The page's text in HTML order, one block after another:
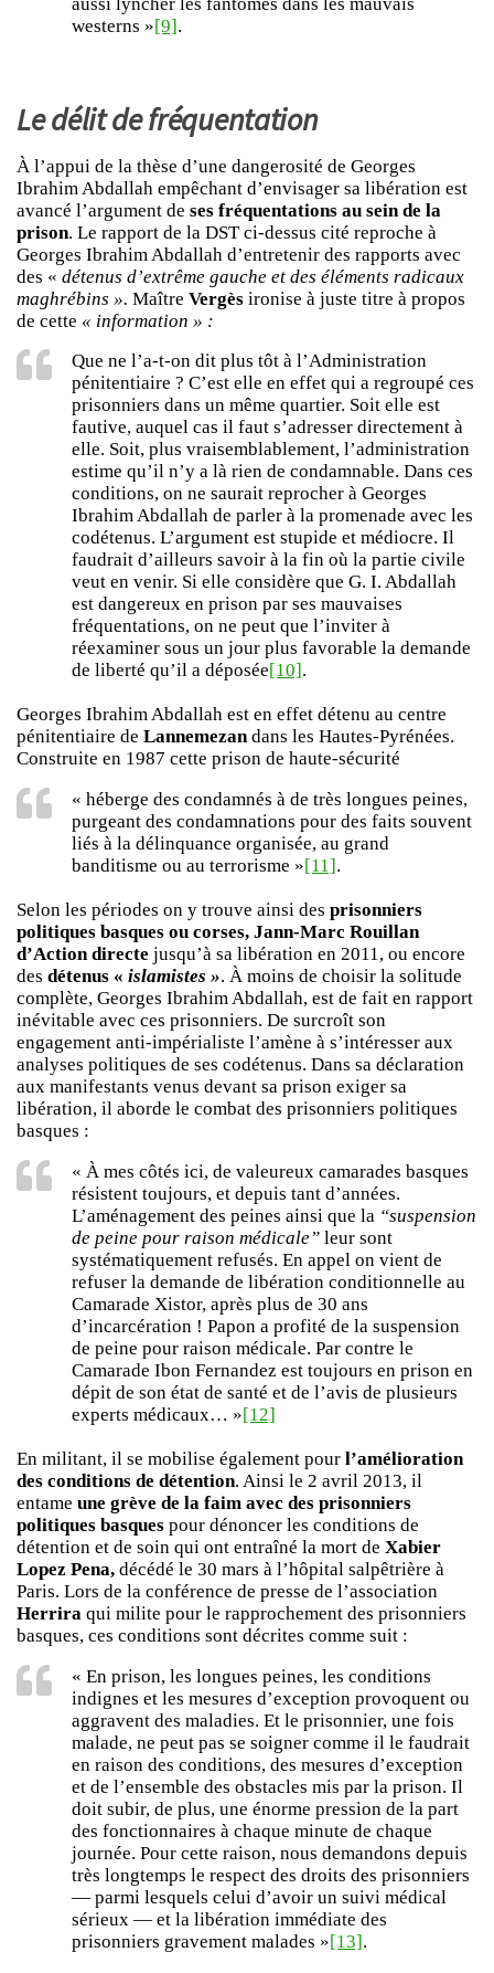
westerns »[9].
Le délit de fréquentation
À l’appui de la thèse d’une dangerosité de Georges
Ibrahim Abdallah empêchant d’envisager sa libération est
avancé l’argument de ses fréquentations au sein de la
prison. Le rapport de la DST ci-dessus cité reproche à
Georges Ibrahim Abdallah d’entretenir des rapports avec
des « détenus d’extrême gauche et des éléments radicaux
maghrébins ». Maître Vergès ironise à juste titre à propos
de cette « information » :
Que ne l’a-t-on dit plus tôt à l’Administration
pénitentiaire ? C’est elle en effet qui a regroupé ces
prisonniers dans un même quartier. Soit elle est
fautive, auquel cas il faut s’adresser directement à
elle. Soit, plus vraisemblablement, l’administration
estime qu’il n’y a là rien de condamnable. Dans ces
conditions, on ne saurait reprocher à Georges
Ibrahim Abdallah de parler à la promenade avec les
codétenus. L’argument est stupide et médiocre. Il
faudrait d’ailleurs savoir à la fin où la partie civile
veut en venir. Si elle considère que G. I. Abdallah
est dangereux en prison par ses mauvaises
fréquentations, on ne peut que l’inviter à
réexaminer sous un jour plus favorable la demande
de liberté qu’il a déposée[10] .
Georges Ibrahim Abdallah est en effet détenu au centre
pénitentiaire de Lannemezandans les Hautes-Pyrénées.
Construite en 1987 cette prison de haute-sécurité
« héberge des condamnés à de très longues peines,
purgeant des condamnations pour des faits souvent
liés à la délinquance organisée, au grand
banditisme ou au terrorisme »[11].
Selon les périodes on y trouve ainsi des prisonniers
politiques basques ou corses, Jann-Marc Rouillan
d’Action directe jusqu’à sa libération en 2011, ou encore
des détenus « islamistes ». À moins de choisir la solitude
complète, Georges Ibrahim Abdallah, est de fait en rapport
inévitable avec ces prisonniers. De surcroît son
engagement anti-impérialiste l’amène à s’intéresser aux
analyses politiques de ses codétenus. Dans sa déclaration
aux manifestants venus devant sa prison exiger sa
libération, il aborde le combat des prisonniers politiques
basques :
« À mes côtés ici, de valeureux camarades basques
résistent toujours, et depuis tant d’années.
L’aménagement des peines ainsi que la “suspension
de peine pour raison médicale” leur sont
systématiquement refusés. En appel on vient de
refuser la demande de libération conditionnelle au
Camarade Xistor, après plus de 30 ans
d’incarcération ! Papon a profité de la suspension
de peine pour raison médicale. Par contre le
Camarade Ibon Fernandez est toujours en prison en
dépit de son état de santé et de l’avis de plusieurs
experts médicaux… »[12]
En militant, il se mobilise également pour l’amélioration
des conditions de détention. Ainsi le 2 avril 2013, il
entame une grève de la faim avec des prisonniers
politiques basques pour dénoncer les conditions de
détention et de soin qui ont entraîné la mort de Xabier
Lopez Pena, décédé le 30 mars à l’hôpital salpêtrière à
Paris. Lors de la conférence de presse de l’association
Herrira qui milite pour le rapprochement des prisonniers
basques, ces conditions sont décrites comme suit :
« En prison, les longues peines, les conditions
indignes et les mesures d’exception provoquent ou
aggravent des maladies. Et le prisonnier, une fois
malade, ne peut pas se soigner comme il le faudrait
en raison des conditions, des mesures d’exception
et de l’ensemble des obstacles mis par la prison. Il
doit subir, de plus, une énorme pression de la part
des fonctionnaires à chaque minute de chaque
journée. Pour cette raison, nous demandons depuis
très longtemps le respect des droits des prisonniers
— parmi lesquels celui d’avoir un suivi médical
sérieux — et la libération immédiate des
prisonniers gravement malades »[13].